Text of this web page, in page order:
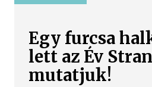
Egy furcsa
lett az Év
mutatjuk!